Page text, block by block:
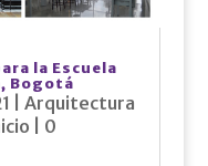
la Escuela
Bogotá
Arquitectura
| 0